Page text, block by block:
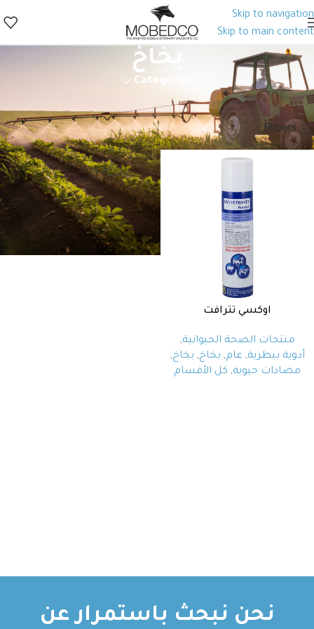
Skip to navigation
Skip to main content
بخاخ
Categories
الرئيسية منتجات الصحة الحيوانية
بخاخ
Filters
اوكسي تترافت
منتجات الصحة الحيوانية,
أدوية بيطرية, عام, بخاخ, بخاخ,
مضادات حيوية, كل الأقسام
نحن نبحث باستمرار عن